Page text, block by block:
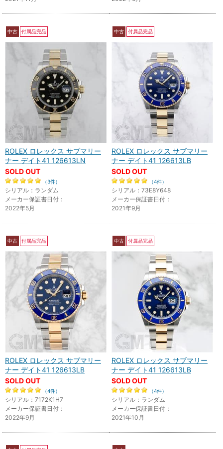
中古 付属品完品
ROLEX ロレックス サブマリー
ナー デイト41 126613LN
SOLD OUT
（3件）
シリアル：ランダム
メーカー保証書日付：
2022年5月
中古 付属品完品
ROLEX ロレックス サブマリー
ナー デイト41 126613LB
SOLD OUT
（4件）
シリアル：73E8Y648
メーカー保証書日付：
2021年9月
中古 付属品完品
ROLEX ロレックス サブマリー
ナー デイト41 126613LB
SOLD OUT
（4件）
シリアル：7172K1H7
メーカー保証書日付：
2022年9月
中古 付属品完品
ROLEX ロレックス サブマリー
ナー デイト41 126613LB
SOLD OUT
（4件）
シリアル：ランダム
メーカー保証書日付：
2021年10月